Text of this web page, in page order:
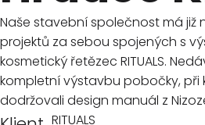
Naše stavební společnost má již
projektů za sebou spojených s
kosmetický řetězec RITUALS.
kompletní výstavbu pobočky, při
dodržovali design manuál z
RITUALS